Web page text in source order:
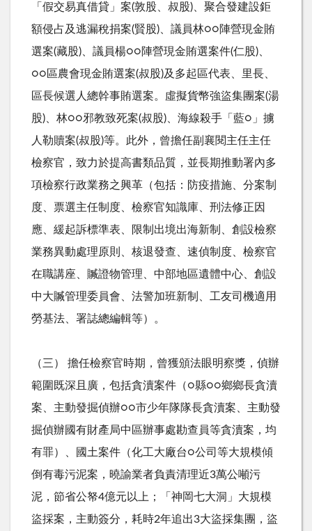
「假交易真借貸」案(敦股、叔股)、聚合發建設鉅
額侵占及逃漏稅捐案(賢股)、議員林○○陣營現金賄
選案(藏股)、議員楊○○陣營現金賄選案件(仁股)、
○○區農會現金賄選案(叔股)及多起區代表、里長、
區長候選人總幹事賄選案。虛擬貨幣強盜集團案(湯
股)、林○○邪教致死案(叔股)、海線殺手「藍○」擄
人勒贖案(叔股)等。此外，曾擔任副襄閱主任主任
檢察官，致力於提高書類品質，並長期推動署內多
項檢察行政業務之興革（包括：防疫措施、分案制
度、票選主任制度、檢察官知識庫、刑法修正因
應、緩起訴標準表、限制出境出海新制、創設檢察
業務異動處理原則、核退發查、速偵制度、檢察官
在職講座、贓證物管理、中部地區遺體中心、創設
中大贓管理委員會、法警加班新制、工友司機適用
勞基法、署誌總編輯等）。
（三） 擔任檢察官時期，曾獲頒法眼明察獎，偵辦
範圍既深且廣，包括貪瀆案件（○縣○○鄉鄉長貪瀆
案、主動發掘偵辦○○市少年隊隊長貪瀆案、主動發
掘偵辦國有財產局中區辦事處勘查員等貪瀆案，均
有罪）、國土案件（化工大廠台○公司等大規模傾
倒有毒污泥案，曉諭業者負責清理近3萬公噸污
泥，節省公帑4億元以上；「神岡七大洞」大規模
盜採案，主動簽分，耗時2年追出3大盜採集團，盜